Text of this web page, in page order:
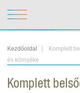
Kezdőoldal
Komplett
és környéke
Komplett